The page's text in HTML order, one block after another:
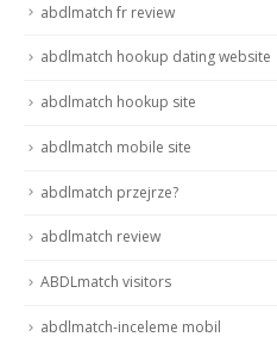
abdlmatch fr review
abdlmatch hookup dating website
abdlmatch hookup site
abdlmatch mobile site
abdlmatch przejrze?
abdlmatch review
ABDLmatch visitors
abdlmatch-inceleme mobil